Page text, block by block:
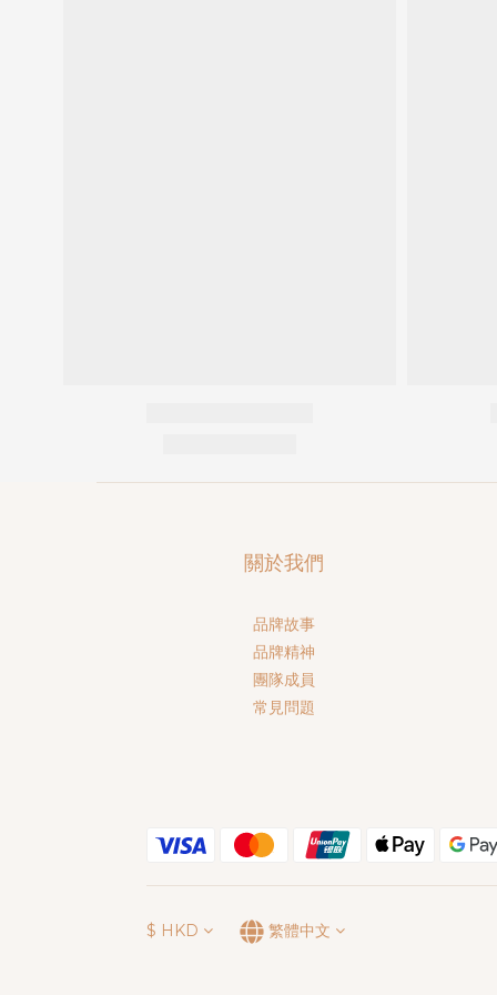
關於我們
品牌故事
品牌精神
團隊成員
常見問題
$ HKD 繁體中文